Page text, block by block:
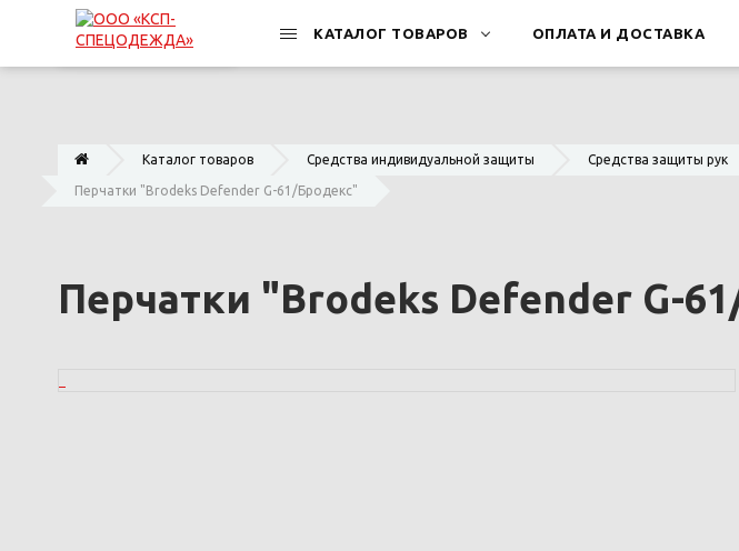
КАТАЛОГ ТОВАРОВ ОПЛАТА И ДОСТАВКА
Каталог товаров Средства индивидуальной защиты Средства защиты рук
Перчатки "Brodeks Defender G-61/Бродекс"
Перчатки "Brodeks Defender G-